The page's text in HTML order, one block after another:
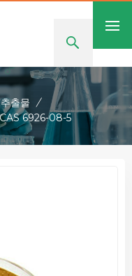
출물 /
6926-08-5